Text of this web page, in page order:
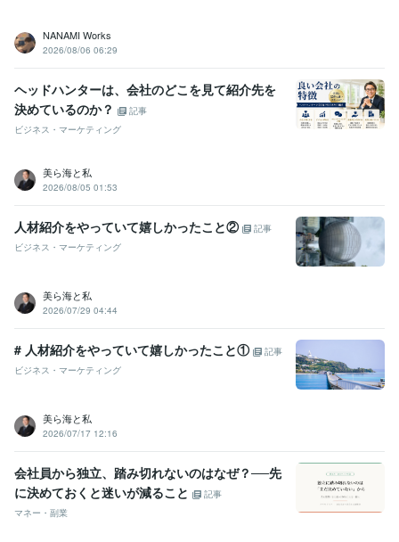
NANAMI Works
2026/08/06 06:29
ヘッドハンターは、会社のどこを見て紹介先を
決めているのか？
記事
ビジネス・マーケティング
美ら海と私
2026/08/05 01:53
人材紹介をやっていて嬉しかったこと②
記事
ビジネス・マーケティング
美ら海と私
2026/07/29 04:44
# 人材紹介をやっていて嬉しかったこと①
記事
ビジネス・マーケティング
美ら海と私
2026/07/17 12:16
会社員から独立、踏み切れないのはなぜ？──先
に決めておくと迷いが減ること
記事
マネー・副業